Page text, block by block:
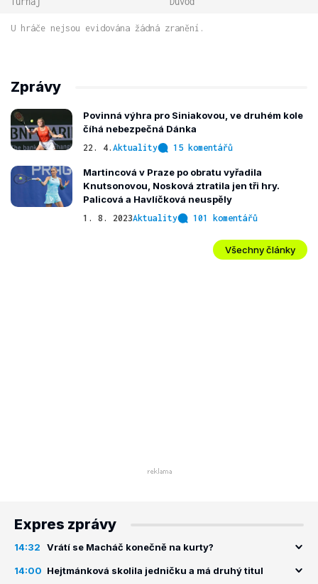
U hráče nejsou evidována žádná zranění.
Zprávy
Povinná výhra pro Siniakovou, ve druhém kole
číhá nebezpečná Dánka
22. 4. Aktuality 15 komentářů
Martincová v Praze po obratu vyřadila
Knutsonovou, Nosková ztratila jen tři hry.
Palicová a Havlíčková neuspěly
1. 8. 2023Aktuality 101 komentářů
Všechny články
Expres zprávy
14:32 Vrátí se Macháč konečně na kurty?
14:00 Hejtmánková skolila jedničku a má druhý titul